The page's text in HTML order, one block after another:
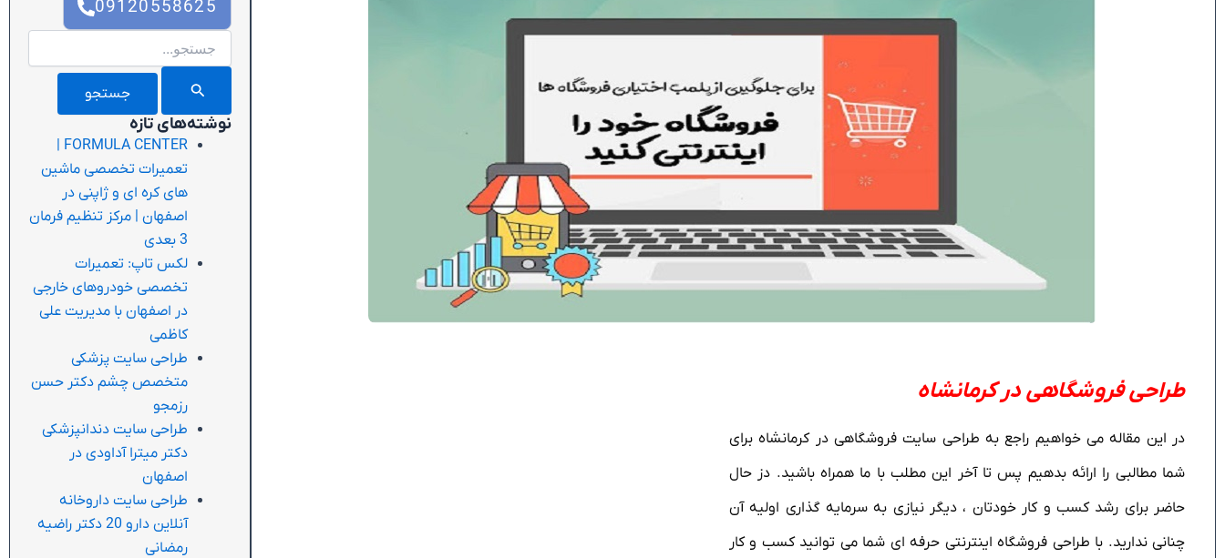
طراحی فروشگاهی در کرمانشاه
در این مقاله می خواهیم راجع به طراحی سایت فروشگاهی در کرمانشاه برای
شما مطالبی را ارائه بدهیم پس تا آخر این مطلب با ما همراه باشید. دز حال
حاضر برای رشد کسب و کار خودتان ، دیگر نیازی به سرمایه گذاری اولیه آن
چنانی ندارید. با طراحی فروشگاه اینترنتی حرفه ای شما می توانید کسب و کار
09120558625
جستجو
برای:
نوشته‌های تازه
تعمیرات تخصصی ماشین
های کره ای و ژاپنی در
اصفهان | مرکز تنظیم فرمان
3 بعدی
لکس تاپ: تعمیرات
تخصصی خودروهای خارجی
در اصفهان با مدیریت علی
کاظمی
طراحی سایت پزشکی
متخصص چشم دکتر حسن
رزمجو
طراحی سایت دندانپزشکی
دکتر میترا آداودی در
اصفهان
طراحی سایت داروخانه
آنلاین دارو 20 دکتر راضیه
رمضانی